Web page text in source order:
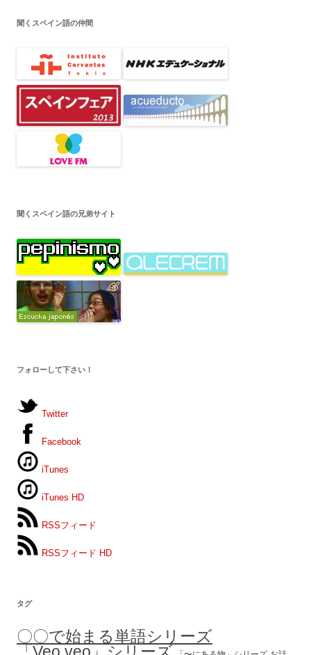
ナ
ー
シ
ョ
聞くスペイン語の仲間
聞くスペイン語の兄弟サイト
フォローして下さい！
Twitter
Facebook
iTunes
iTunes HD
RSSフィード
RSSフィード HD
タグ
〇〇で始まる単語シリーズ
「Veo veo」シリーズ